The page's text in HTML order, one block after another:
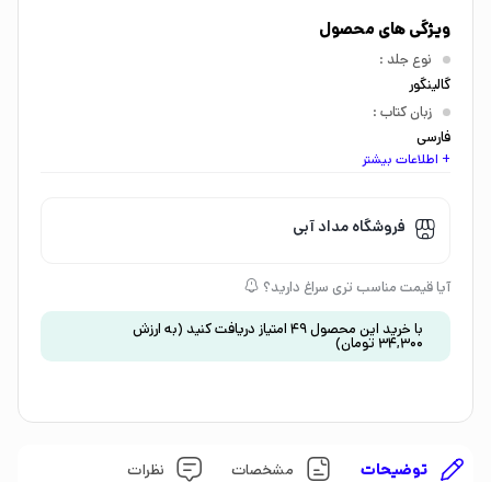
ویژگی های محصول
نوع جلد :
گالینگور
زبان کتاب :
فارسی
اندازه کتاب:
گروه سنی :
جوان و بزرگسال
داستان و رمان،کلاسیک
نشان تجاری
1527063114074080000
+ اطلاعات بیشتر
فروشگاه مداد آبی
آیا قیمت مناسب تری سراغ دارید؟
با خرید این محصول49امتیاز دریافت کنید (به ارزش
34,300 تومان)
توضیحات مشخصات نظرات